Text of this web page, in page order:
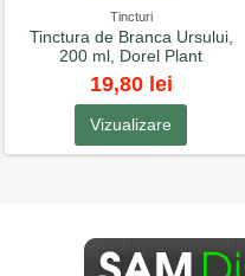
Tincturi
Tinctura de Branca Ursului,
200 ml, Dorel Plant
19,80 lei
Vizualizare